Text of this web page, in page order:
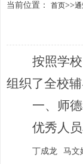
当前位置： 首页>>
按照学校
组织了全校
一、师
优秀人
丁成龙 马文